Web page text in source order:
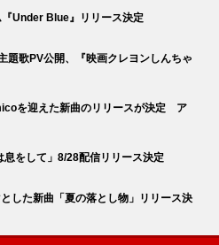
Under Blue』リリース決定
題歌PV公開、『映画クレヨンしんちゃ
を迎えた新曲のリリースが決定 ア
をして」8/28配信リリース決定
した新曲「夏の落とし物」リリース決